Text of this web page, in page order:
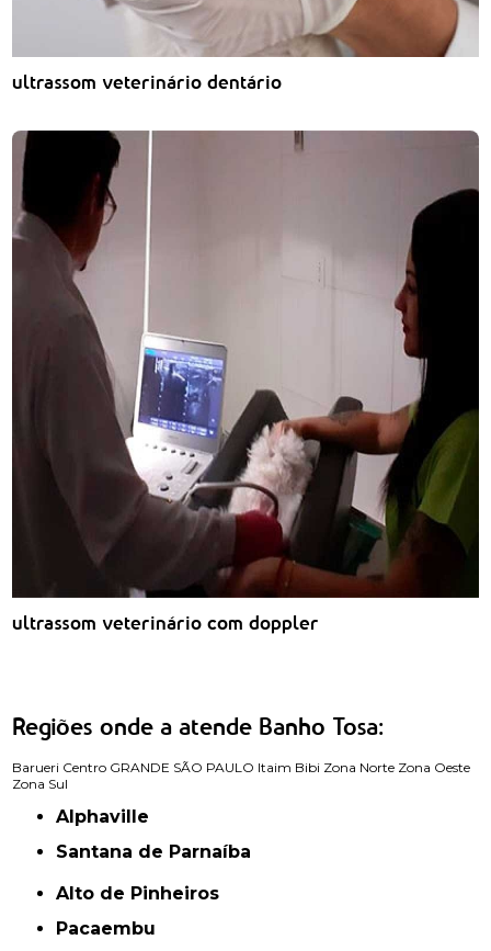
ultrassom veterinário dentário
ultrassom veterinário com doppler
Regiões onde a atende Banho Tosa:
Barueri Centro GRANDE SÃO PAULO Itaim Bibi Zona Norte Zona Oeste
Zona Sul
Alphaville
Santana de Parnaíba
Alto de Pinheiros
Pacaembu